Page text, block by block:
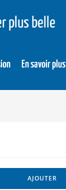
plus belle
En savoir plus
AJOUTER